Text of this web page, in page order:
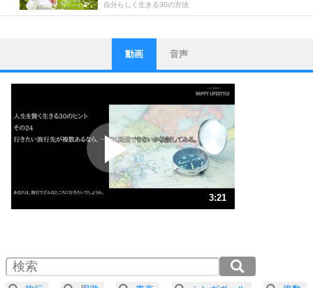
自分らしく生きる30の方法
1
ストレス対策
他人と比べない。
いっそのこと、他人を見ない。
いらいらしない人になる30の方法
プラス思考
ポジティブになれない原因は、行動しないから。
ポジティブ思考になる30の方法
ストレス対策
人生、なんとかなるもの。
気楽に生きる30の方法
4 器の大きい人は、怒りを優しさで表現する。
動画 音声
3:21
2.0倍速 （395KB 1分40秒）
2.5倍速 （316KB 1分20秒）